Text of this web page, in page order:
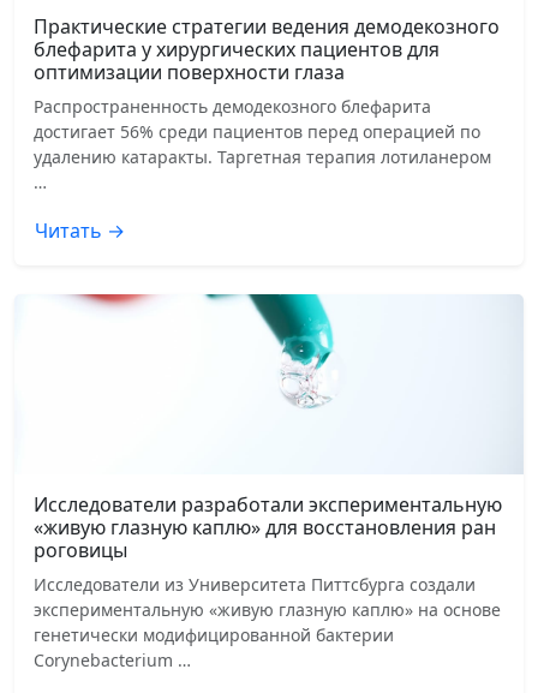
Практические стратегии ведения демодекозного
блефарита у хирургических пациентов для
оптимизации поверхности глаза
Распространенность демодекозного блефарита
достигает 56% среди пациентов перед операцией по
удалению катаракты. Таргетная терапия лотиланером
…
Читать →
Исследователи разработали экспериментальную
«живую глазную каплю» для восстановления ран
роговицы
Исследователи из Университета Питтсбурга создали
экспериментальную «живую глазную каплю» на основе
генетически модифицированной бактерии
Corynebacterium …